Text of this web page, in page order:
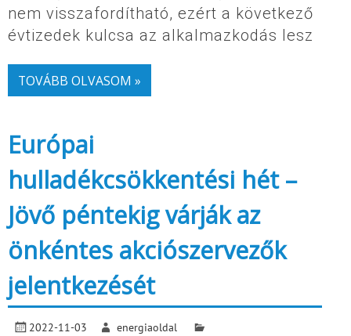
nem visszafordítható, ezért a következő
évtizedek kulcsa az alkalmazkodás lesz
TOVÁBB OLVASOM »
Európai
hulladékcsökkentési hét –
Jövő péntekig várják az
önkéntes akciószervezők
jelentkezését
2022-11-03
energiaoldal